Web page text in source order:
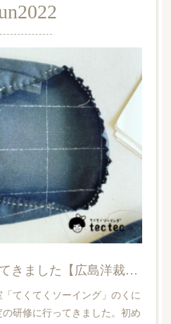
2022
洋裁技能研修に行ってきました【広島洋裁教室・てくてくソーイング】
てくてくソーイング」のくに
研修に行ってきました。初め